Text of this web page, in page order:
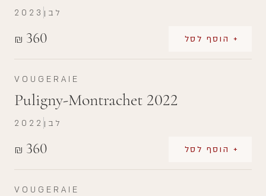
₪ 360 + הוסף לסל
2023 לבן
VOUGERAIE
Puligny-Montrachet 2022
₪ 360 + הוסף לסל
2022 לבן
VOUGERAIE